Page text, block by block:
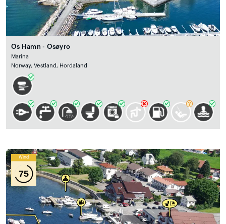
Os Hamn - Osøyro
Marina
Norway, Vestland, Hordaland
Wind
75